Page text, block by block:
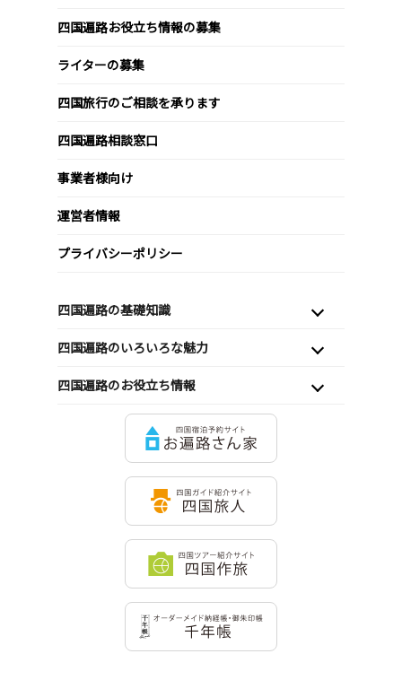
四国遍路お役立ち情報の募集
ライターの募集
四国旅行のご相談を承ります
四国遍路相談窓口
事業者様向け
運営者情報
プライバシーポリシー
四国遍路の基礎知識
四国遍路のいろいろな魅力
四国遍路のお役立ち情報